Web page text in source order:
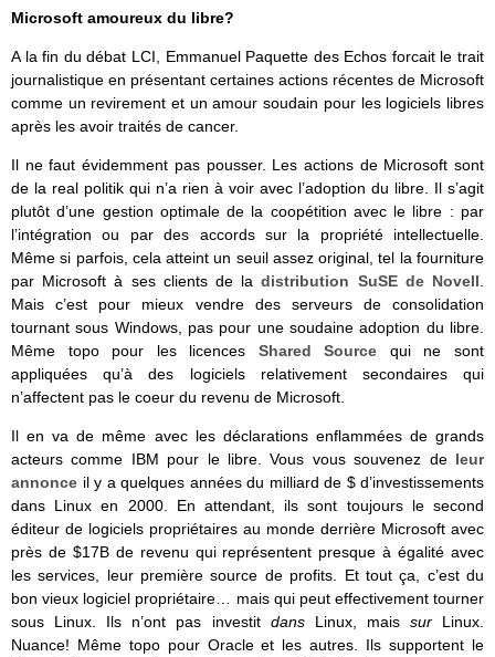
Microsoft amoureux du libre?
A la fin du débat LCI, Emmanuel Paquette des Echos forcait le trait
journalistique en présentant certaines actions récentes de Microsoft
comme un revirement et un amour soudain pour les logiciels libres
après les avoir traités de cancer.
Il ne faut évidemment pas pousser. Les actions de Microsoft sont
de la real politik qui n’a rien à voir avec l’adoption du libre. Il s’agit
plutôt d’une gestion optimale de la coopétition avec le libre : par
l’intégration ou par des accords sur la propriété intellectuelle.
Même si parfois, cela atteint un seuil assez original, tel la fourniture
par Microsoft à ses clients de ladistribution SuSE de Novell
Mais c’est pour mieux vendre des serveurs de consolidation
tournant sous Windows, pas pour une soudaine adoption du libre.
Même topo pour les licences Shared Source qui ne sont
appliquées qu’à des logiciels relativement secondaires qui
n’affectent pas le coeur du revenu de Microsoft.
Il en va de même avec les déclarations enflammées de grands
acteurs comme IBM pour le libre. Vous vous souvenez de leur
annonce il y a quelques années du milliard de $ d’investissements
dans Linux en 2000. En attendant, ils sont toujours le second
éditeur de logiciels propriétaires au monde derrière Microsoft avec
près de $17B de revenu qui représentent presque à égalité avec
les services, leur première source de profits. Et tout ça, c’est du
bon vieux logiciel propriétaire… mais qui peut effectivement tourner
sous Linux. Ils n’ont pas investit dansLinux, mais sur Linux.
Nuance! Même topo pour Oracle et les autres. Ils supportent le